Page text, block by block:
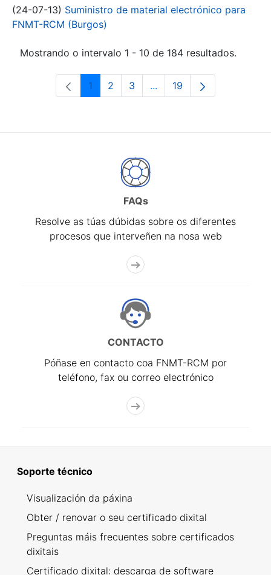
(24-07-13) Suministro de material electrónico para
FNMT-RCM (Burgos)
Mostrando o intervalo 1 - 10 de 184 resultados.
Páxina
1 Páxina
2 Páxina
3 ...Páxinas intermedias Use
Páxina
19
FAQs
Resolve as túas dúbidas sobre os diferentes
procesos que interveñen na nosa web
CONTACTO
Póñase en contacto coa FNMT-RCM por
teléfono, fax ou correo electrónico
Soporte técnico
Visualización da páxina
Obter / renovar o seu certificado dixital
Preguntas máis frecuentes sobre certificados
dixitais
Certificado dixital: descarga de software